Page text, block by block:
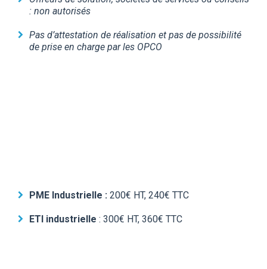
: non autorisés
Pas d’attestation de réalisation et pas de possibilité
de prise en charge par les OPCO
PME Industrielle : 200€ HT, 240€ TTC
ETI industrielle : 300€ HT, 360€ TTC